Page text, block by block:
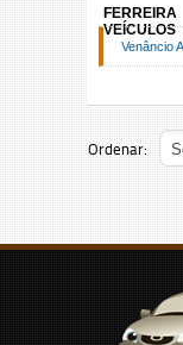
FERREIRA
VEÍCULOS
Venâncio
Ordenar: